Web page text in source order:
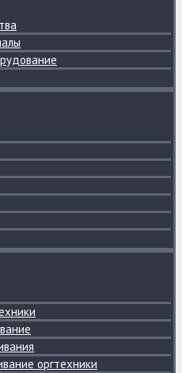
оргтехники